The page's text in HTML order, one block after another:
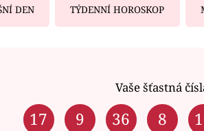
DEN TÝDENNÍ HOROSKOP
Vaše šťastná
17 9 36 8